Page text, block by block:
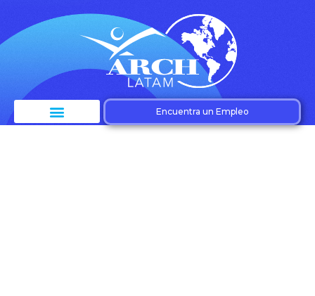
Encuentra un Empleo